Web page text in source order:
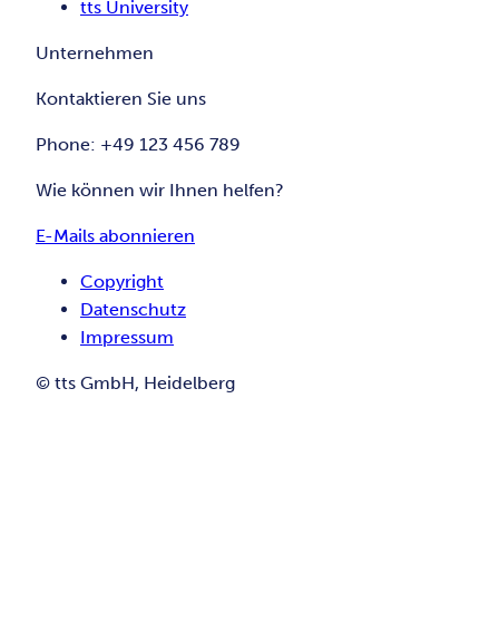
tts University
Unternehmen
Kontaktieren Sie uns
Phone: +49 123 456 789
Wie können wir Ihnen helfen?
E-Mails abonnieren
Copyright
Datenschutz
Impressum
© tts GmbH, Heidelberg